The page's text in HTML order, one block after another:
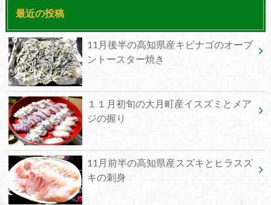
最近の投稿
11月後半の高知県産キビナゴのオーブ
ントースター焼き
１１月初旬の大月町産イスズミとメア
ジの握り
11月前半の高知県産スズキとヒラスズ
キの刺身